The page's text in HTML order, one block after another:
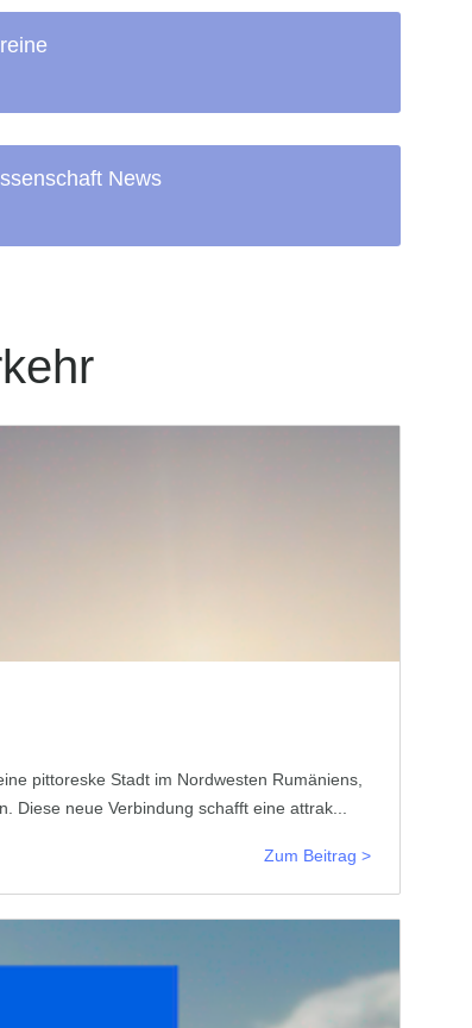
News
pittoreske Stadt im Nordwesten Rumäniens,
Diese neue Verbindung schafft eine attrak...
Zum Beitrag >